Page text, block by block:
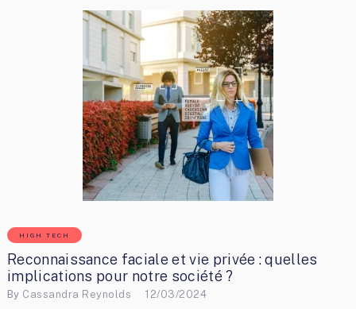
HIGH TECH
Reconnaissance faciale et vie privée : quelles
implications pour notre société ?
By Cassandra Reynolds 12/03/2024